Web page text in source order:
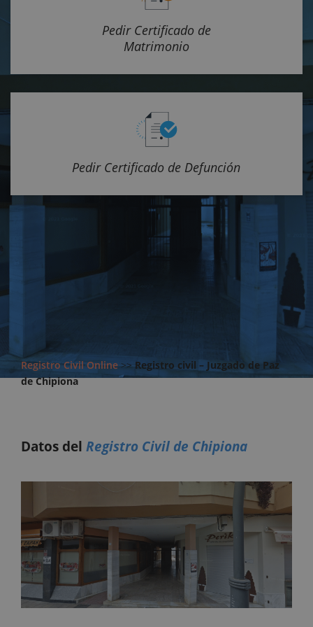
Pedir Certificado de
Matrimonio
Pedir Certificado de Defunción
Registro Civil Online>>Registro civil – Juzgado de Paz
de Chipiona
Datos del Registro Civil de Chipiona